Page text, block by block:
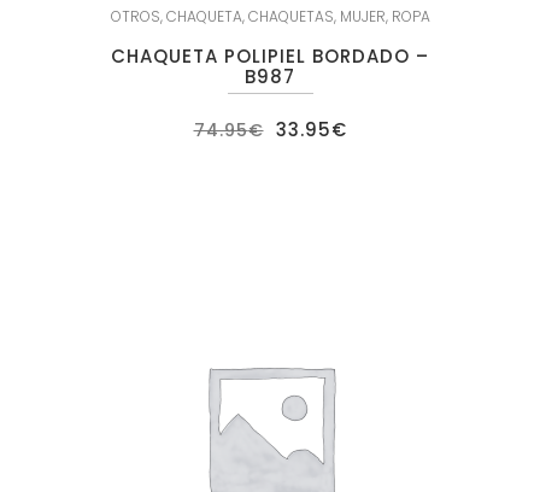
OTROS,CHAQUETA,CHAQUETAS, MUJER, ROPA
CHAQUETA POLIPIEL BORDADO –
B987
74.95€ El
precio
33.95€El